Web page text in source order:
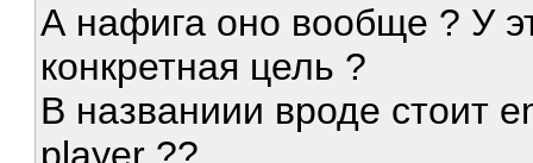
А нафига оно вообще ? У
конкретная цель ?
В названиии вроде стоит